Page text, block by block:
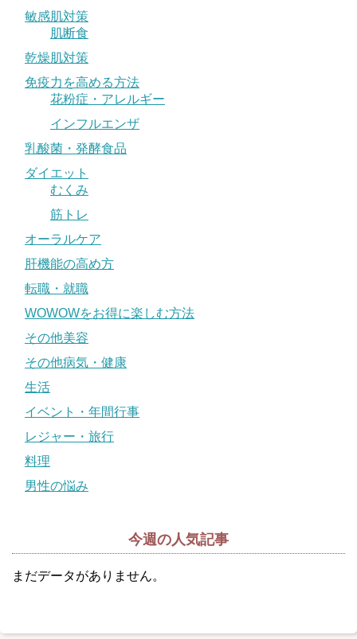
敏感肌対策
肌断食
乾燥肌対策
免疫力を高める方法
花粉症・アレルギー
インフルエンザ
乳酸菌・発酵食品
ダイエット
むくみ
筋トレ
オーラルケア
肝機能の高め方
転職・就職
WOWOWをお得に楽しむ方法
その他美容
その他病気・健康
生活
イベント・年間行事
レジャー・旅行
料理
男性の悩み
今週の人気記事
まだデータがありません。